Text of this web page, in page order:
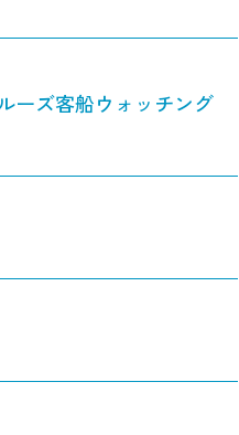
ーズ客船ウォッチング